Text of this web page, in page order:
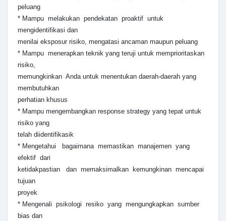
peluang
* Mampu melakukan pendekatan proaktif untuk
mengidentifikasi dan
menilai eksposur risiko, mengatasi ancaman maupun peluang
* Mampu menerapkan teknik yang teruji untuk memprioritaskan
risiko,
memungkinkan Anda untuk menentukan daerah-daerah yang
membutuhkan
perhatian khusus
* Mampu mengembangkan response strategy yang tepat untuk
risiko yang
telah diidentifikasik
* Mengetahui bagaimana memastikan manajemen yang
efektif dari
ketidakpastian dan memaksimalkan kemungkinan mencapai
tujuan
proyek
* Mengenali psikologi resiko yang mengungkapkan sumber
bias dan